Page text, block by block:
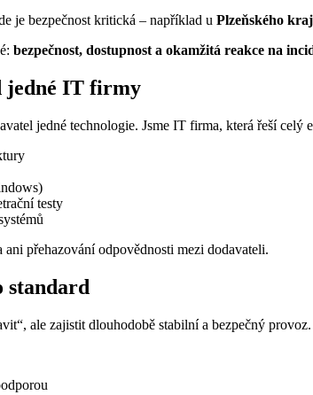
je bezpečnost kritická – například u Plzeňského
bezpečnost, dostupnost a okamžitá reakce na
jedné IT firmy
jedné technologie. Jsme IT firma, která řeší celý
testy
přehazování odpovědnosti mezi dodavateli.
ale zajistit dlouhodobě stabilní a bezpečný provoz.